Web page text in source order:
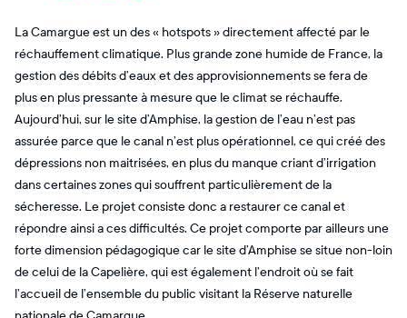
La Camargue est un des « hotspots » directement affecté par le
réchauffement climatique. Plus grande zone humide de France, la
gestion des débits d’eaux et des approvisionnements se fera de
plus en plus pressante à mesure que le climat se réchauffe.
Aujourd’hui, sur le site d’Amphise, la gestion de l’eau n’est pas
assurée parce que le canal n’est plus opérationnel, ce qui créé des
dépressions non maitrisées, en plus du manque criant d’irrigation
dans certaines zones qui souffrent particulièrement de la
sécheresse. Le projet consiste donc a restaurer ce canal et
répondre ainsi a ces difficultés. Ce projet comporte par ailleurs une
forte dimension pédagogique car le site d’Amphise se situe non-loin
de celui de la Capelière, qui est également l’endroit où se fait
l’accueil de l’ensemble du public visitant la Réserve naturelle